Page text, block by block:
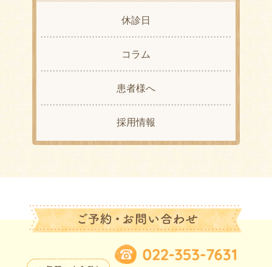
休診日
コラム
患者様へ
採用情報